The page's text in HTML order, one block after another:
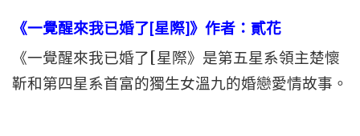
《一覺醒來我已婚了[星際]》作者：貳花
《一覺醒來我已婚了[星際》是第五星系領主楚懷
靳和第四星系首富的獨生女溫九的婚戀愛情故事。